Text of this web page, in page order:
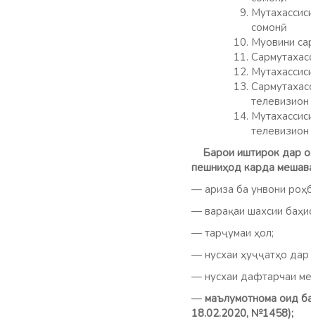
сомонӣ;
Муовини
Барои иштирок дар
пешниҳод карда
— ариза ба унвони
— варақаи шахсии
— тарҷумаи ҳол;
— нусхаи ҳуҷҷатҳо дар
— нусхаи дафтарчаи
— маълумотнома оид
18.02.2020, №1458);